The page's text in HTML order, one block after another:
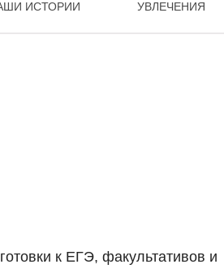
ИСТОРИИ УВЛЕЧЕНИЯ
к ЕГЭ, факультативов и